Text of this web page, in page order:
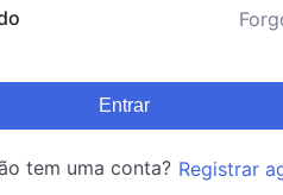
Entrar
tem uma conta? Registrar